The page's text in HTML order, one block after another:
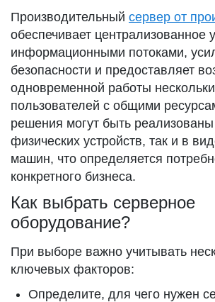
Производительный сервер от
обеспечивает централизованное
информационными потоками,
безопасности и предоставляет
одновременной работы
пользователей с общими
решения могут быть
физических устройств, так и в
машин, что определяется
конкретного бизнеса.
Как выбрать серверное
оборудование?
При выборе важно учитывать
ключевых факторов:
Определите, для чего нужен